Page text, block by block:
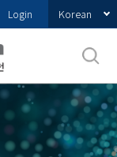
Login Korean